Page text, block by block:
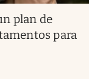
plan de
para